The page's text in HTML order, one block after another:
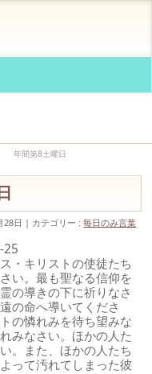
年間第8土曜日
28日 カテゴリー :毎日のみ言葉
・キリストの使徒たち
い。最も聖なる信仰を
の導きの下に祈りなさ
の命へ導いてくださ
の憐れみを待ち望みな
みなさい。ほかの人た
。また、ほかの人たち
って汚れてしまった彼